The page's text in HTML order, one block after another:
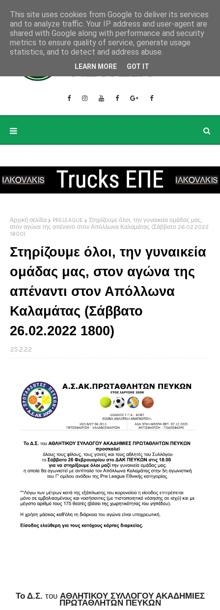
Αρχική σελίδα PRELEAGUE
Στηρίζουμε όλοι, την γυναικεία ομάδας μας,
στον αγώνα της απέναντι στον Απόλλωνα Καλαμάτας (Σάββατο 26.02.2022
1800)
Στηρίζουμε όλοι, την γυναικεία
ομάδας μας, στον αγώνα της
απέναντι στον Απόλλωνα
Καλαμάτας (Σάββατο
26.02.2022 1800)
25.2.22
Το Δ.Σ. τουΑΘΛΗΤΙΚΟΥ ΣΥΛΛΟΓΟΥ ΑΚΑΔΗΜΙΕΣ
ΠΡΩΤΑΘΛΗΤΩΝ ΠΕΥΚΩΝ
This site uses cookies from Google to deliver its services
and to analyze traffic. Your IP address and user-agent are
shared with Google along with performance and security
metrics to ensure quality of service, generate usage
statistics, and to detect and address abuse.
LEARN MORE GOT IT